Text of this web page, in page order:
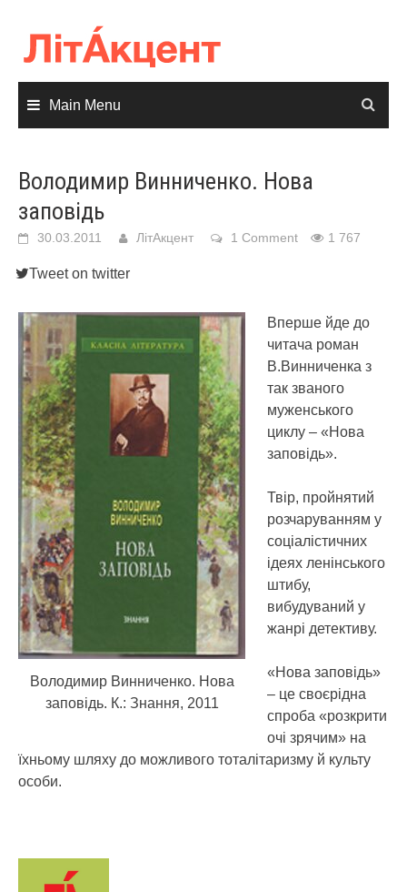
content
Main Menu
Володимир Винниченко. Нова
заповідь
30.03.2011 ЛітАкцент 1 Comment 1 767
Tweet on twitter
Володимир Винниченко. Нова
заповідь. К.: Знання, 2011
Вперше йде до
читача роман
В.Винниченка з
так званого
муженського
циклу – «Нова
заповідь».
Твір, пройнятий
розчаруванням у
соціалістичних
ідеях ленінського
штибу,
вибудуваний у
жанрі детективу.
«Нова заповідь»
– це своєрідна
спроба «розкрити
очі зрячим» на
їхньому шляху до можливого тоталітаризму й культу
особи.